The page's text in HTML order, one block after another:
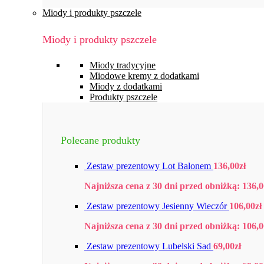
Miody i produkty pszczele
Miody i produkty pszczele
Miody tradycyjne
Miodowe kremy z dodatkami
Miody z dodatkami
Produkty pszczele
Polecane produkty
Zestaw prezentowy Lot Balonem 136,00zł
Najniższa cena z 30 dni przed obniżką:
Zestaw prezentowy Jesienny Wieczór 106,00zł
Najniższa cena z 30 dni przed obniżką:
Zestaw prezentowy Lubelski Sad 69,00zł